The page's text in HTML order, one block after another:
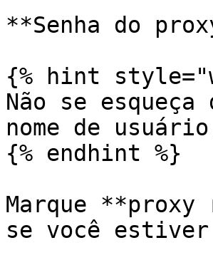
**Senha do
{% hint
Não se
nome de
{% endhint %}
Marque
se você